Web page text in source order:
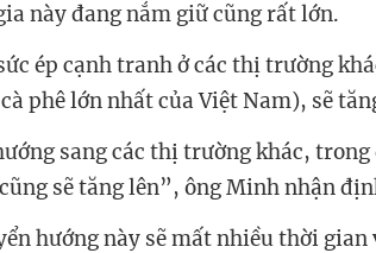
này đang nắm giữ cũng rất lớn.
ép cạnh tranh ở các thị trường
phê lớn nhất của Việt Nam), sẽ
sang các thị trường khác, trong
sẽ tăng lên”, ông Minh nhận
hướng này sẽ mất nhiều thời gian